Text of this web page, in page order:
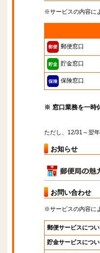
※サービスの内容に
郵便窓口
貯金窓口
保険窓口
※ 窓口業務を一時
ただし、12/31～翌
お知らせ
お問い合わせ
※サービスの内容に
郵便サービスにつ
貯金サービスにつ